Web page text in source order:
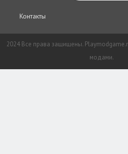
Контакты
2024 Все права защищены.
модами.